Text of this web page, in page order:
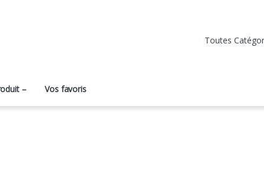
– Vos favoris